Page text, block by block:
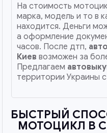
На стоимость
марка, модель и то в
находится. Деньги
а оформление
часов. После дтп,
Киев возможен за
Предлагаем
территории Украины
БЫСТРЫЙ
МОТОЦИКЛ В